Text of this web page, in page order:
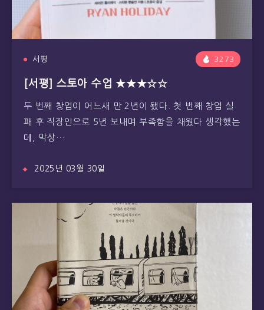
서평 3273
[서평] 스토아 수업 ★★★☆☆
두 번째 창업이 어느새 만 2년이 됐다. 첫 번째 창업 실
패 후 직장인으로 5년 보내며 부족함을 채웠다 생각했는
데, 막상…
2025년 03월 30일